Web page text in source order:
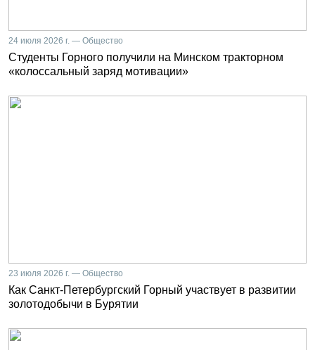
24 июля 2026 г. — Общество
Студенты Горного получили на Минском тракторном
«колоссальный заряд мотивации»
23 июля 2026 г. — Общество
Как Санкт-Петербургский Горный участвует в развитии
золотодобычи в Бурятии